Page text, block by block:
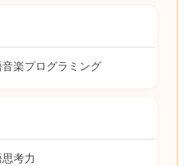
音楽プログラミング
思考力